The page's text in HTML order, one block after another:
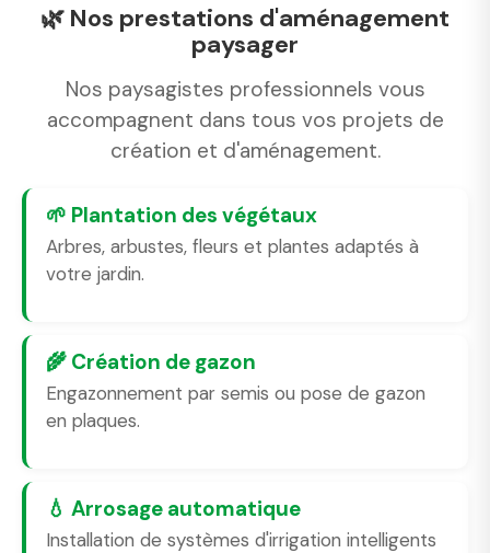
🌿 Nos prestations d'aménagement
paysager
Nos paysagistes professionnels vous
accompagnent dans tous vos projets de
création et d'aménagement.
🌱 Plantation des végétaux
Arbres, arbustes, fleurs et plantes adaptés à
votre jardin.
🌾 Création de gazon
Engazonnement par semis ou pose de gazon
en plaques.
💧 Arrosage automatique
Installation de systèmes d'irrigation intelligents